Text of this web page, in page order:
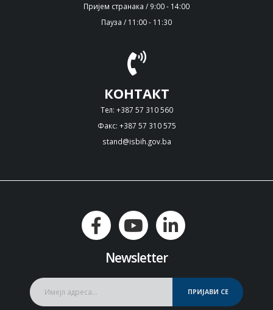
Пријем странака / 9:00 - 14:00
Пауза / 11:00 - 11:30
КОНТАКТ
Тел: +387 57 310 560
Факс: +387 57 310 575
stand@isbih.gov.ba
Newsletter
ПРИЈАВИ СЕ